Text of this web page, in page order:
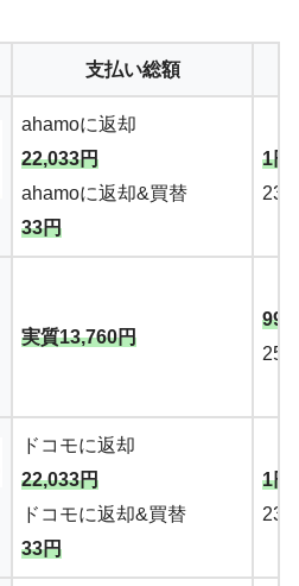
支払い総額
ahamoに返却
22,033円
ahamoに返却&買替
33円
1円
23
実質13,760円
990
25
ドコモに返却
22,033円
ドコモに返却&買替
33円
1円
23